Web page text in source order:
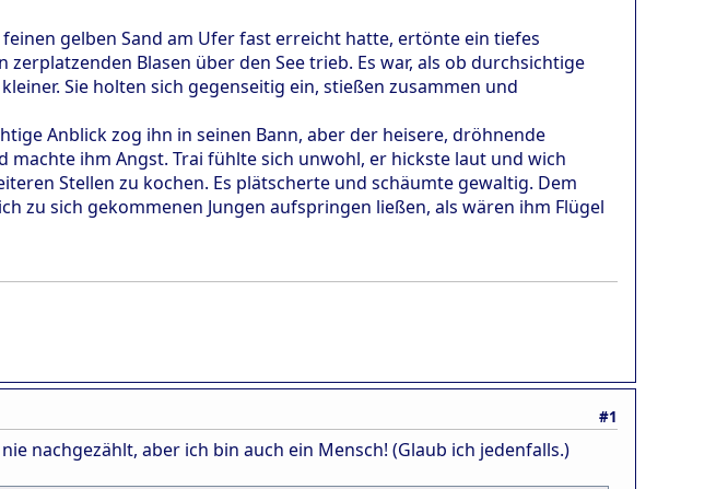
gelben Sand am Ufer fast erreicht hatte, ertönte ein tiefes
Blasen über den See trieb. Es war, als ob durchsichtige
Sie holten sich gegenseitig ein, stießen zusammen und
Anblick zog ihn in seinen Bann, aber der heisere, dröhnende
machte ihm Angst. Trai fühlte sich unwohl, er hickste laut und wich
Stellen zu kochen. Es plätscherte und schäumte gewaltig. Dem
zu sich gekommenen Jungen aufspringen ließen, als wären ihm Flügel
#1
nachgezählt, aber ich bin auch ein Mensch! (Glaub ich jedenfalls.)